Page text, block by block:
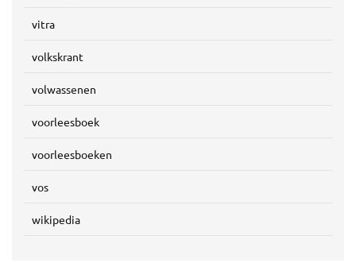
vitra
volkskrant
volwassenen
voorleesboek
voorleesboeken
vos
wikipedia